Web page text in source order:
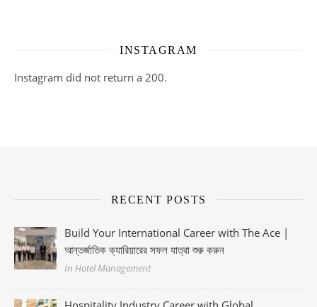
INSTAGRAM
Instagram did not return a 200.
RECENT POSTS
Build Your International Career with The Ace |
আন্তর্জাতিক ক্যারিয়ারের সফল যাত্রা শুরু করুন
In Hotel Management